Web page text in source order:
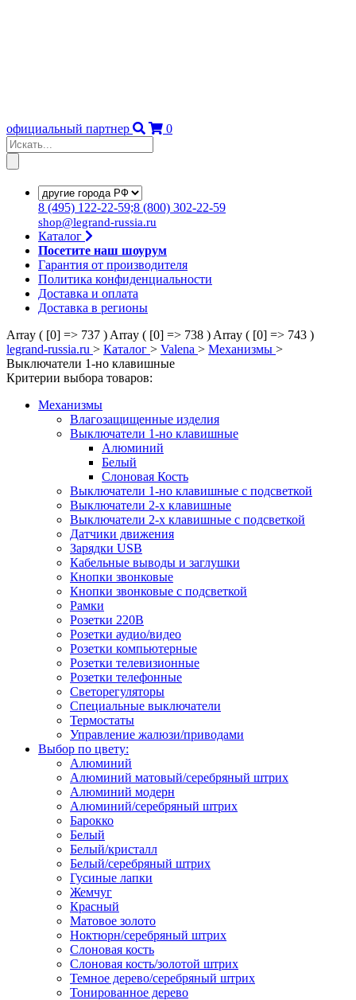
официальный партнер 0
8 (495) 122-22-59;8 (800) 302-22-59
shop@legrand-russia.ru
Каталог
Посетите наш шоурум
Гарантия от производителя
Политика конфиденциальности
Доставка и оплата
Доставка в регионы
Array ( [0] => 737 ) Array ( [0] => 738 ) Array ( [0] => 743 )
legrand-russia.ru > Каталог > Valena > Механизмы >
Выключатели 1-но клавишные
Критерии выбора товаров:
Механизмы
Влагозащищенные изделия
Выключатели 1-но клавишные
Алюминий
Белый
Слоновая Кость
Выключатели 1-но клавишные с подсветкой
Выключатели 2-х клавишные
Выключатели 2-х клавишные с подсветкой
Датчики движения
Зарядки USB
Кабельные выводы и заглушки
Кнопки звонковые
Кнопки звонковые с подсветкой
Рамки
Розетки 220В
Розетки аудио/видео
Розетки компьютерные
Розетки телевизионные
Розетки телефонные
Светорегуляторы
Специальные выключатели
Термостаты
Управление жалюзи/приводами
Выбор по цвету:
Алюминий
Алюминий матовый/серебряный штрих
Алюминий модерн
Алюминий/серебряный штрих
Барокко
Белый
Белый/кристалл
Белый/серебряный штрих
Гусиные лапки
Жемчуг
Красный
Матовое золото
Ноктюрн/серебряный штрих
Слоновая кость
Слоновая кость/золотой штрих
Темное дерево/серебряный штрих
Тонированное дерево